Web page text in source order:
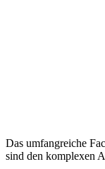
Das umfangreiche
sind den komplexen